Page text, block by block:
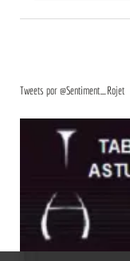
Tweets por @Sentiment_Rojet